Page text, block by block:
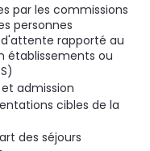
par les commissions
personnes
d'attente rapporté au
établissements ou
admission
cibles de la
des séjours